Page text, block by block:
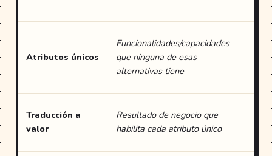
Atributos únicos
Funcionalidades/capacidades
que ninguna de esas
alternativas tiene
Traducción a
valor
Resultado de negocio que
habilita cada atributo único